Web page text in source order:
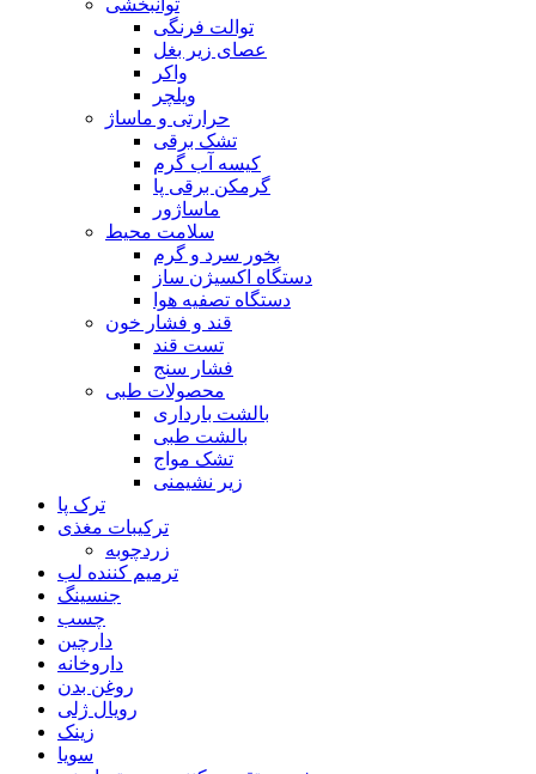
توانبخشی
توالت فرنگی
عصای زیر بغل
واکر
ویلچر
حرارتی و ماساژ
تشک برقی
کیسه آب گرم
گرمکن برقی پا
ماساژور
سلامت محیط
بخور سرد و گرم
دستگاه اکسیژن ساز
دستگاه تصفیه هوا
قند و فشار خون
تست قند
فشار سنج
محصولات طبی
بالشت بارداری
بالشت طبی
تشک مواج
زیر نشیمنی
ترک پا
ترکیبات مغذی
زردچوبه
ترمیم کننده لب
جنسینگ
چسب
دارچین
داروخانه
روغن بدن
رویال ژلی
زینک
سویا